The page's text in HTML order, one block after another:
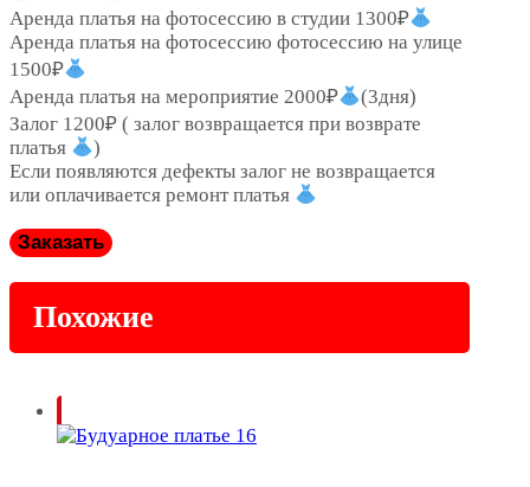
Аренда платья на фотосессию в студии 1300₽
Аренда платья на фотосессию фотосессию на улице
1500₽
Аренда платья на мероприятие 2000₽
(3дня)
Залог 1200₽ ( залог возвращается при возврате
платья
)
Если появляются дефекты залог не возвращается
или оплачивается ремонт платья
Заказать
Похожие